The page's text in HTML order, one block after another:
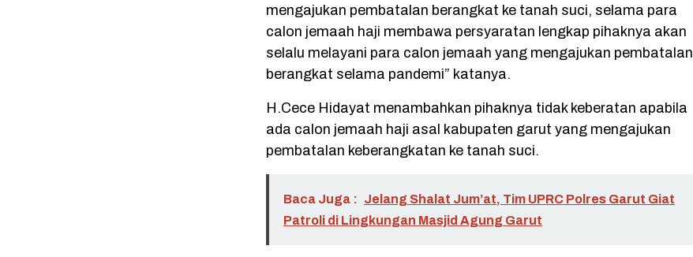
mengajukan pembatalan berangkat ke tanah suci, selama para
calon jemaah haji membawa persyaratan lengkap pihaknya akan
selalu melayani para calon jemaah yang mengajukan pembatalan
berangkat selama pandemi” katanya.
H.Cece Hidayat menambahkan pihaknya tidak keberatan apabila
ada calon jemaah haji asal kabupaten garut yang mengajukan
pembatalan keberangkatan ke tanah suci.
Baca Juga : Jelang Shalat Jum’at, Tim UPRC Polres Garut Giat
Patroli di Lingkungan Masjid Agung Garut